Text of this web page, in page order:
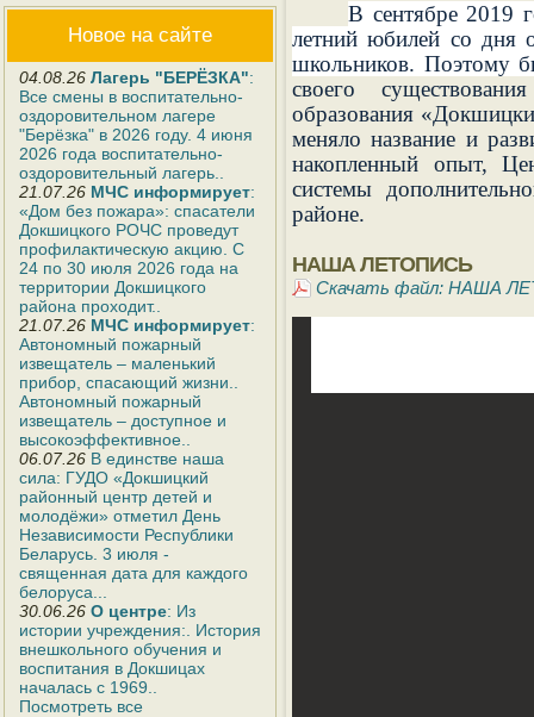
Новое на сайте
04.08.26 Лагерь "БЕРЁЗКА":
Все смены в воспитательно-
оздоровительном лагере
"Берёзка" в 2026 году. 4 июня
2026 года воспитательно-
оздоровительный лагерь..
21.07.26 МЧС информирует:
«Дом без пожара»: спасатели
Докшицкого РОЧС проведут
профилактическую акцию. С
24 по 30 июля 2026 года на
территории Докшицкого
района проходит..
21.07.26 МЧС информирует:
Автономный пожарный
извещатель – маленький
прибор, спасающий жизни..
Автономный пожарный
извещатель – доступное и
высокоэффективное..
06.07.26 В единстве наша
сила: ГУДО «Докшицкий
районный центр детей и
молодёжи» отметил День
Независимости Республики
Беларусь. 3 июля -
священная дата для каждого
белоруса...
30.06.26 О центре: Из
истории учреждения:. История
внешкольного обучения и
воспитания в Докшицах
началась с 1969..
Посмотреть все
В сентябре 2019
летний юбилей со дня
школьников. Поэтому
своего
образования
меняло название и
накопленный опыт,
системы
районе.
НАША ЛЕТОПИСЬ
Скачать файл: НАША